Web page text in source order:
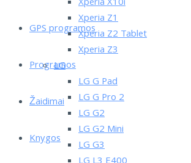
GPS programos
Programos
Žaidimai
Knygos
Xperia Z1
Xperia Z2 Tablet
Xperia Z3
LG
LG G Pad
LG G Pro 2
LG G2
LG G2 Mini
LG G3